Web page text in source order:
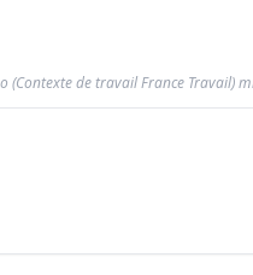
(Contexte de travail France Travail)
web
Ingénieur /